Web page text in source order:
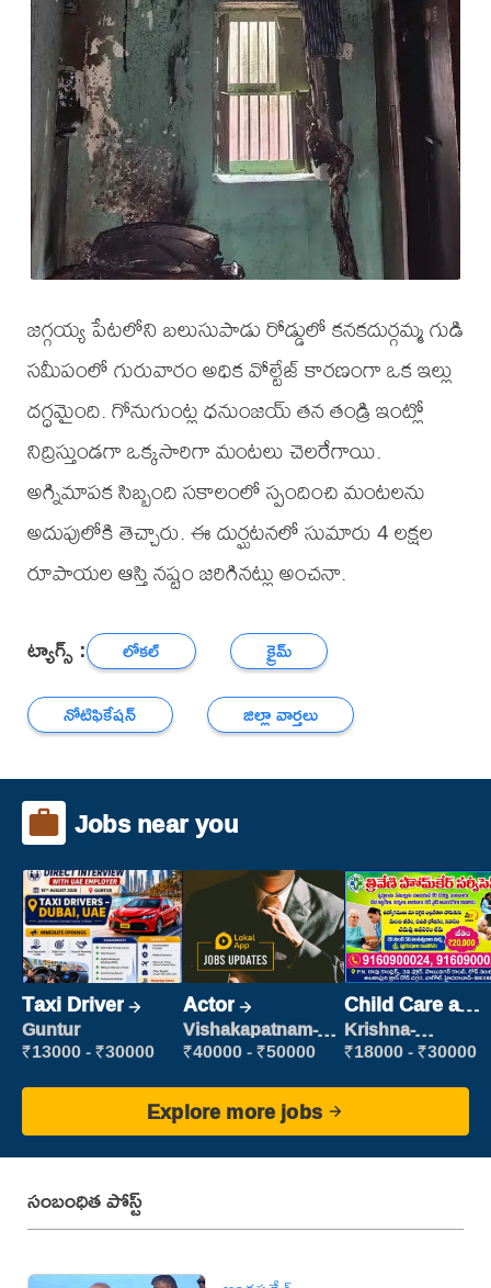
జగ్గయ్య పేటలోని బలుసుపాడు రోడ్డులో కనకదుర్గమ్మ గుడి
సమీపంలో గురువారం అధిక వోల్టేజ్ కారణంగా ఒక ఇల్లు
దగ్ధమైంది. గోనుగుంట్ల ధనుంజయ్ తన తండ్రి ఇంట్లో
నిద్రిస్తుండగా ఒక్కసారిగా మంటలు చెలరేగాయి.
అగ్నిమాపక సిబ్బంది సకాలంలో స్పందించి మంటలను
అదుపులోకి తెచ్చారు. ఈ దుర్ఘటనలో సుమారు 4 లక్షల
రూపాయల ఆస్తి నష్టం జరిగినట్లు అంచనా.
ట్యాగ్స్ : లోకల్
క్రైమ్
నోటిఫికేషన్
జిల్లా వార్తలు
Jobs near you
Taxi Driver
Guntur
₹13000 - ₹30000
Actor
Vishakapatnam-
new
₹40000 - ₹50000
Child Care and
Patient care
Krishna-
vijayawada
₹18000 - ₹30000
Explore more jobs
సంబంధిత పోస్ట్